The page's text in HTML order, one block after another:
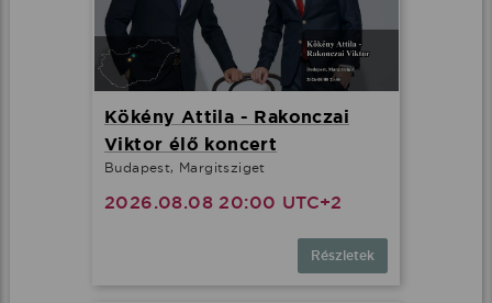
Kökény Attila - Rakonczai
Viktor élő koncert
Budapest, Margitsziget
2026.08.08 20:00 UTC+2
Részletek